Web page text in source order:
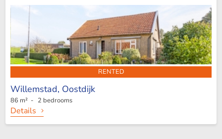
RENTED
Willemstad, Oostdijk
86 m² - 2 bedrooms
Details